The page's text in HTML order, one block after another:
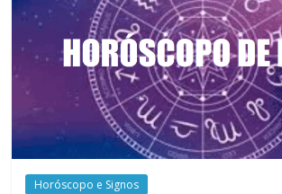
Horóscopo e Signos